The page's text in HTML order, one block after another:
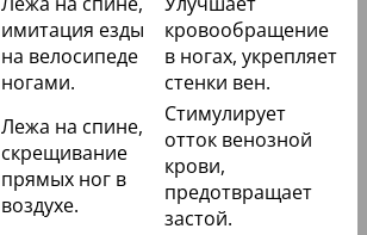
имитация езды
на велосипеде
ногами.
кровообращение
в ногах, укрепляет
стенки вен.
Лежа на спине,
скрещивание
прямых ног в
воздухе.
Стимулирует
отток венозной
крови,
предотвращает
застой.